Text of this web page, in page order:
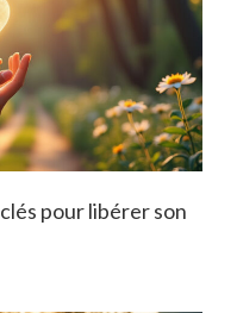
pour libérer son